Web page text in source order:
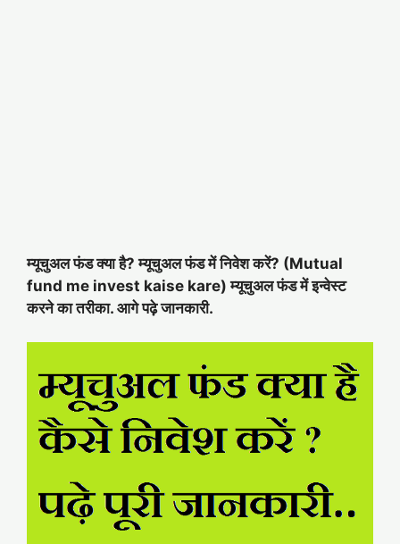
म्यूचुअल फंड क्या है? म्यूचुअल फंड में निवेश करें? (Mutual
fund me invest kaise kare) म्यूचुअल फंड में इन्वेस्ट
करने का तरीका. आगे पढ़े जानकारी.